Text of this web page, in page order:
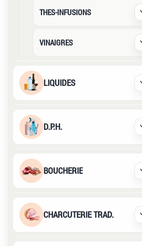
THES-INFUSIONS
VINAIGRES
LIQUIDES
D.P.H.
BOUCHERIE
CHARCUTERIE TRAD.